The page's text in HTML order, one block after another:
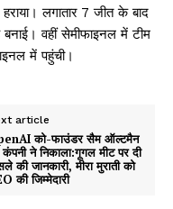
लगातार 7 जीत के बाद
वहीं सेमीफाइनल में टीम
में पहुंची।
article
को-फाउंडर सैम ऑल्टमैन
ने निकाला:गूगल मीट पर दी
की जानकारी, मीरा मुराती को
की जिम्मेदारी